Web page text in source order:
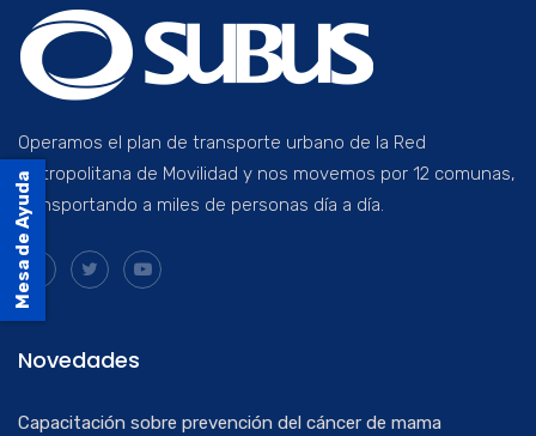
Operamos el plan de transporte urbano de la Red
Metropolitana de Movilidad y nos movemos por 12 comunas,
transportando a miles de personas día a día.
Novedades
Capacitación sobre prevención del cáncer de mama
Mesa de Ayuda